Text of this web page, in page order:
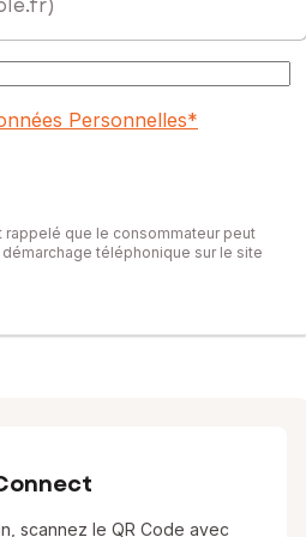
Personnelles*
rappelé que le consommateur peut
téléphonique sur le site
scannez le QR Code avec